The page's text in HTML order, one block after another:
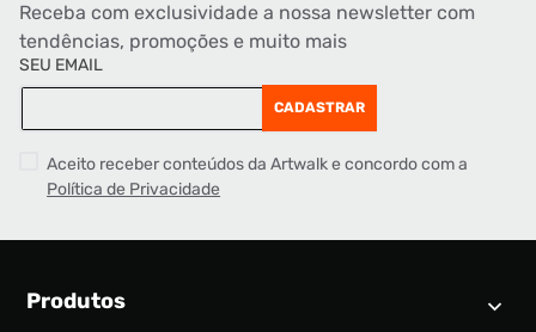
Receba com exclusividade a nossa newsletter com
tendências, promoções e muito mais
SEU EMAIL
CADASTRAR
Aceito receber conteúdos da Artwalk e concordo com a
Política de Privacidade
Produtos